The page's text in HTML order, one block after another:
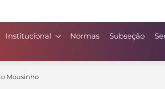
Institucional Normas Subseção
Mousinho